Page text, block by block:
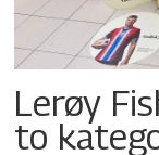
Lerøy
to